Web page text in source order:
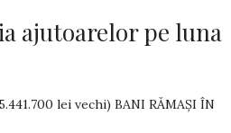
ajutoarelor pe luna
lei vechi) BANI RĂMAȘI ÎN